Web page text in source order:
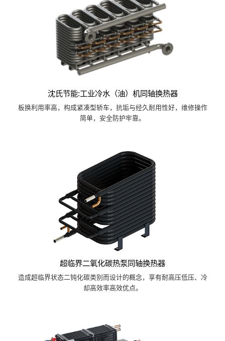
沈氏节能:工业冷水（油）机同轴换热器
板换利用率高，构成紧凑型轿车，抗垢与经久耐用性好，维修操作
简单，安全防护牢靠。
超临界二氧化碳热泵同轴换热器
造成超临界状态二钝化碳类别而设计的概念，享有耐高压低压、冷
却高效率高效优点。